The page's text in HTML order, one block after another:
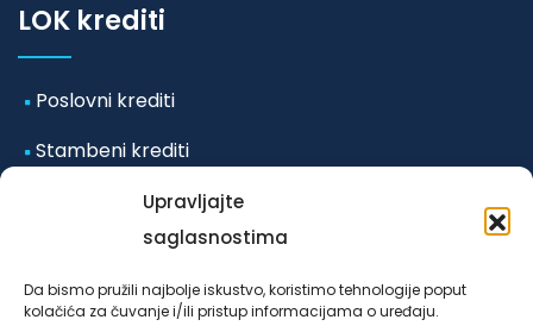
Upravljajte
saglasnostima
Da bismo pružili najbolje iskustvo, koristimo tehnologije poput
kolačića za čuvanje i/ili pristup informacijama o uređaju.
LOK krediti
Poslovni krediti
Stambeni krediti
Mikro i mala preduzeća
Ostali krediti